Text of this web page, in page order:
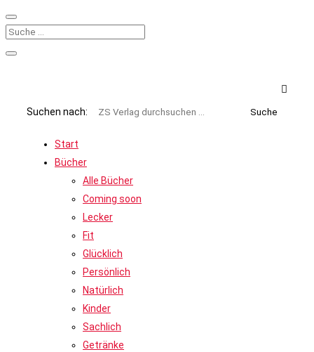

Suchen nach:
Start
Bücher
Alle Bücher
Coming soon
Lecker
Fit
Glücklich
Persönlich
Natürlich
Kinder
Sachlich
Getränke